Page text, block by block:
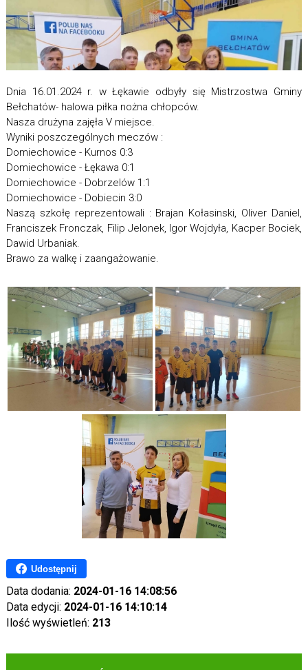
Dnia 16.01.2024 r. w Łękawie odbyły się Mistrzostwa Gminy
Bełchatów- halowa piłka nożna chłopców.
Nasza drużyna zajęła V miejsce.
Wyniki poszczególnych meczów :
Domiechowice - Kurnos 0:3
Domiechowice - Łękawa 0:1
Domiechowice - Dobrzelów 1:1
Domiechowice - Dobiecin 3:0
Naszą szkołę reprezentowali : Brajan Kołasinski, Oliver Daniel,
Franciszek Fronczak, Filip Jelonek, Igor Wojdyła, Kacper Bociek,
Dawid Urbaniak.
Brawo za walkę i zaangażowanie.
Udostępnij
Data dodania: 2024-01-16 14:08:56
Data edycji: 2024-01-16 14:10:14
Ilość wyświetleń: 213